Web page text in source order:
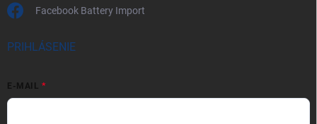
Facebook Battery Import
PRIHLÁSENIE
E-MAIL